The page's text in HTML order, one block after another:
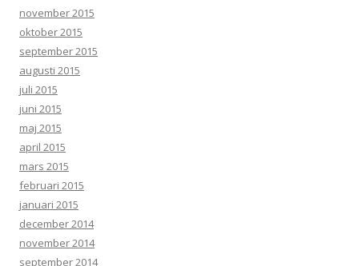
november 2015
oktober 2015
september 2015
augusti 2015
juli 2015
juni 2015
maj 2015
april 2015
mars 2015
februari 2015
januari 2015
december 2014
november 2014
september 2014